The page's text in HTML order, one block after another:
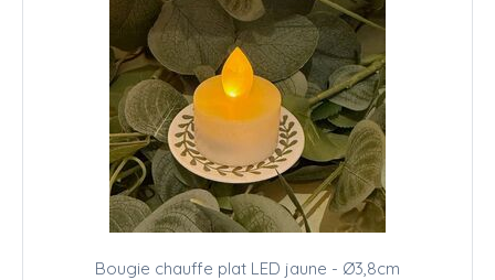
Bougie chauffe plat LED jaune - Ø3,8cm